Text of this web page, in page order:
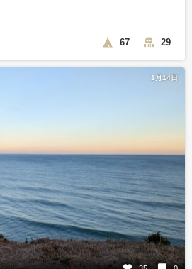
67 29
1月14日